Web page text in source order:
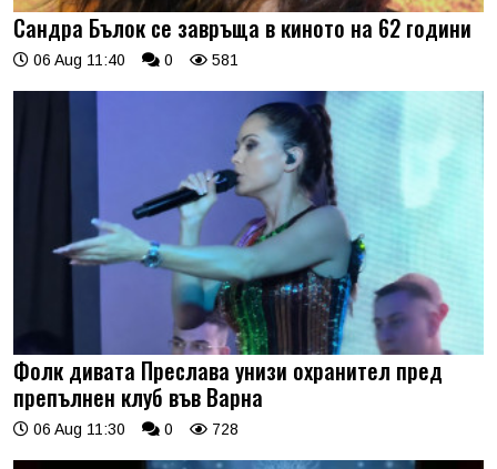
Сандра Бълок се завръща в киното на 62 години
06 Aug 11:40 0 581
Фолк дивата Преслава унизи охранител пред
препълнен клуб във Варна
06 Aug 11:30 0 728